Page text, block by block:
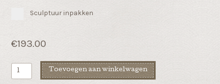
Sculptuur inpakken
€193.00
Afscheids
cadeau
Toevoegen aan winkelwagen